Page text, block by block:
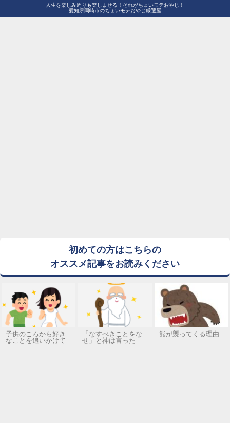
人生を楽しみ周りも楽しませる！それがちょいモテおやじ！
愛知県岡崎市のちょいモテおやじ厳選屋
初めての方はこちらの
オススメ記事をお読みください
子供のころから好き
なことを追いかけて
「なすべきことをな
せ」と神は言った
熊が襲ってくる理由